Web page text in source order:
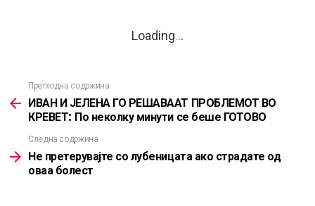
Loading...
more
Претходна содржина
ИВАН И ЈЕЛЕНА ГО РЕШАВААТ ПРОБЛЕМОТ ВО
КРЕВЕТ: По неколку минути се беше ГОТОВО
Следна содржина
Не претерувајте со лубеницата ако страдате од
оваа болест